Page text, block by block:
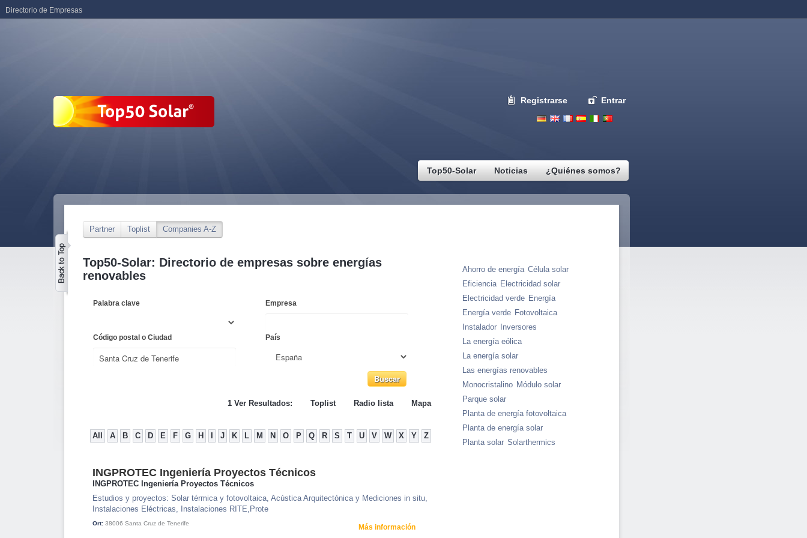
Registrarse Entrar
Top50-Solar Noticias ¿Quiénes somos?
Partner Toplist Companies A-Z
Top50-Solar: Directorio de empresas sobre energías
renovables
Palabra clave Empresa
Código postal o Ciudad País
1 Ver Resultados: Toplist Radio lista Mapa
All A B C D E F G H J K L M N O P Q R S T U V W X Y Z
INGPROTEC Ingeniería Proyectos Técnicos
INGPROTEC Ingeniería Proyectos Técnicos
Estudios y proyectos: Solar térmica y fotovoltaica, Acústica Arquitectónica y Mediciones in situ,
Instalaciones Eléctricas, Instalaciones RITE,Prote
Ort: 38006 Santa Cruz de Tenerife Más información
Ahorro de energía Célula solar
Eficiencia Electricidad solar
Electricidad verde Energía
Energía verde Fotovoltaica
Instalador
Inversores
La energía eólica
La energía solar
Las energías renovables
Monocristalino Módulo solar
Parque solar
Planta de energía fotovoltaica
Planta de energía solar
Planta solar Solarthermics
Directorio de Empresas